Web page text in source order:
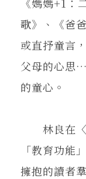
歌》、《爸
或直抒童言
父母的心思
的童心。
林良在〈
「教育功能
擁抱的讀者